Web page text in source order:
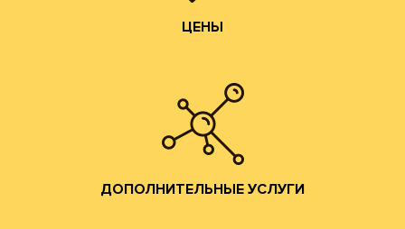
ЦЕНЫ
ДОПОЛНИТЕЛЬНЫЕ УСЛУГИ
ДОПОЛНИТЕЛЬНЫЕ УСЛУГИ
Разработка конструкций;
Изготовление штанц-форм;
привлекательные условия сотрудничества.
помощь по всем вопросам производства гофротары.